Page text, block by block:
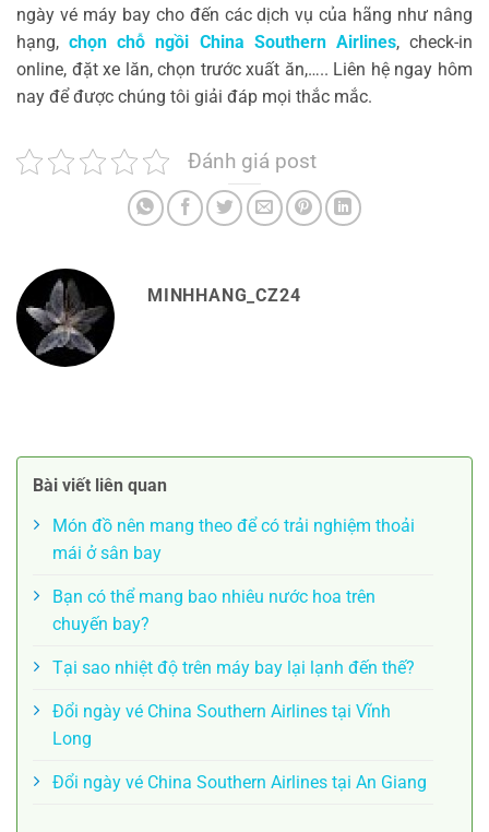
ngày vé máy bay cho đến các dịch vụ của hãng như nâng
hạng,chọn chỗ ngồi China Southern Airlines, check-in
online, đặt xe lăn, chọn trước xuất ăn,….. Liên hệ ngay hôm
nay để được chúng tôi giải đáp mọi thắc mắc.
Đánh giá post
MINHHANG_CZ24
Bài viết liên quan
Món đồ nên mang theo để có trải nghiệm thoải
mái ở sân bay
Bạn có thể mang bao nhiêu nước hoa trên
chuyến bay?
Tại sao nhiệt độ trên máy bay lại lạnh đến thế?
Đổi ngày vé China Southern Airlines tại Vĩnh
Long
Đổi ngày vé China Southern Airlines tại An Giang